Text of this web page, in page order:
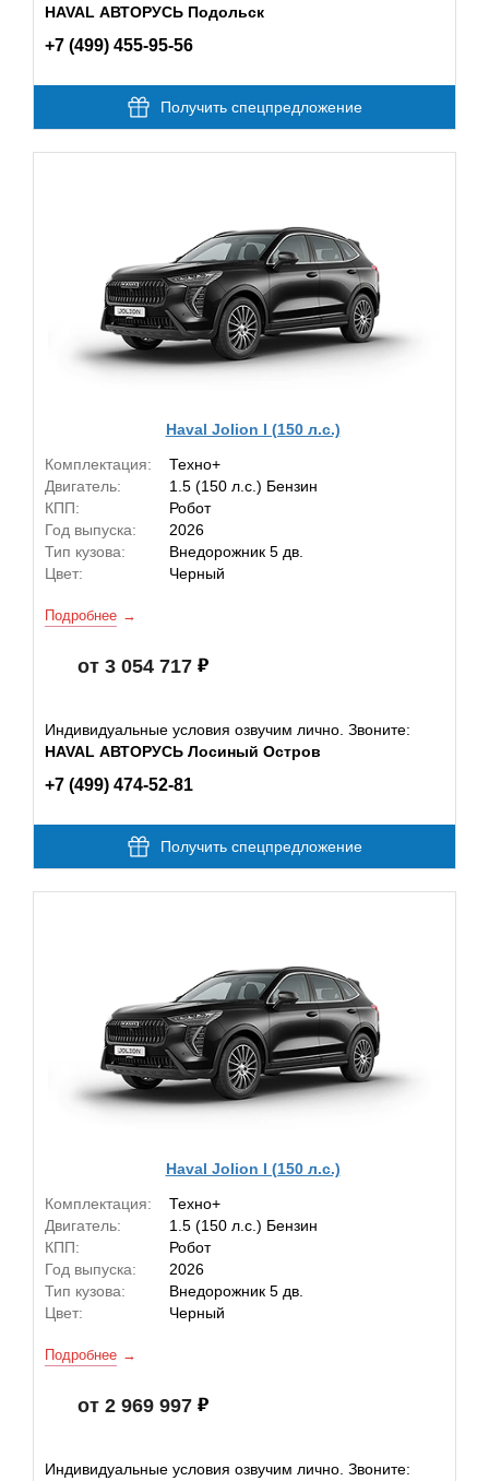
HAVAL АВТОРУСЬ Подольск
+7 (499) 455-95-56
Получить спецпредложение
Haval Jolion I (150 л.с.)
Комплектация:
Техно+
Двигатель:
1.5 (150 л.с.) Бензин
КПП:
Робот
Год выпуска:
2026
Тип кузова:
Внедорожник 5 дв.
Цвет:
Черный
Подробнее
от 3 054 717
Индивидуальные условия озвучим лично. Звоните:
HAVAL АВТОРУСЬ Лосиный Остров
+7 (499) 474-52-81
Получить спецпредложение
Haval Jolion I (150 л.с.)
Комплектация:
Техно+
Двигатель:
1.5 (150 л.с.) Бензин
КПП:
Робот
Год выпуска:
2026
Тип кузова:
Внедорожник 5 дв.
Цвет:
Черный
Подробнее
от 2 969 997
Индивидуальные условия озвучим лично. Звоните: